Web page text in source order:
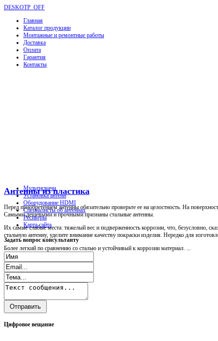
DESKOTP_OFF
Главная
Каталог продукции
Монтажные и ремонтные работы
Доставка
Оплата
Гарантия
Контакты
Антенны из пластика
Перед приобретением антенны обязательно проверьте ее на целостность. На
Самыми дешевыми и прочными признаны стальные антенны.
Их самые слабые места: тяжелый вес и подверженность коррозии, что, безусловно,
стальную антенну, уделите внимание качеству покраски изделия. Нередко для
Более легкий по сравнению со сталью и устойчивый к коррозии материал. ...
Мультисвичи
Установка антенн
Оборудование HDMI
Специалисты об антеннах
Ресиверы
Карта сайта
Задать вопрос консультанту
Цифровое вещание